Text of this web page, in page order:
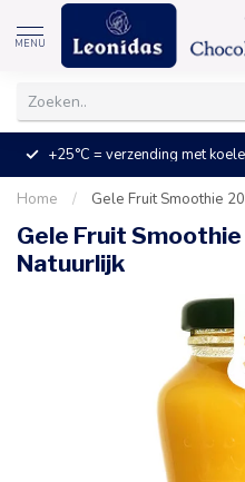
MENU
+25°C = verzending met
Home / Gele Fruit Smoothie
Gele Fruit
Natuurlijk